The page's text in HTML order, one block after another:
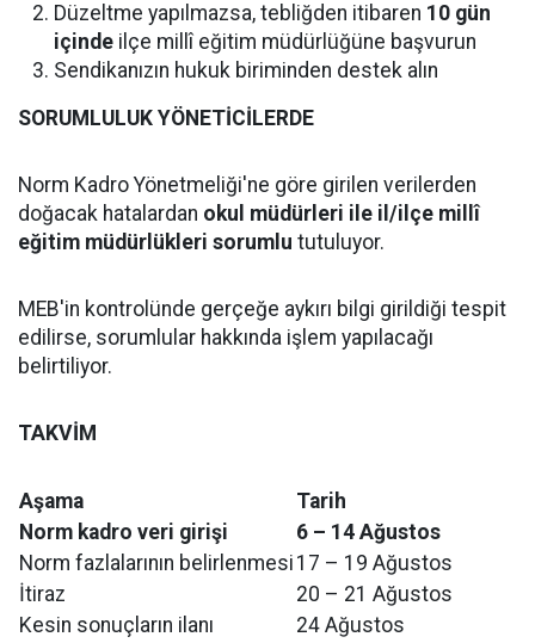
Düzeltme yapılmazsa, tebliğden itibaren 10 gün
içinde ilçe millî eğitim müdürlüğüne başvurun
Sendikanızın hukuk biriminden destek alın
SORUMLULUK YÖNETİCİLERDE
Norm Kadro Yönetmeliği'ne göre girilen verilerden
doğacak hatalardan okul müdürleri ile il/ilçe millî
eğitim müdürlükleri sorumlu tutuluyor.
MEB'in kontrolünde gerçeğe aykırı bilgi girildiği tespit
edilirse, sorumlular hakkında işlem yapılacağı
belirtiliyor.
TAKVİM
Aşama
Tarih
Norm kadro veri girişi
6 – 14 Ağustos
Norm fazlalarının belirlenmesi 17 – 19 Ağustos
İtiraz
20 – 21 Ağustos
Kesin sonuçların ilanı
24 Ağustos